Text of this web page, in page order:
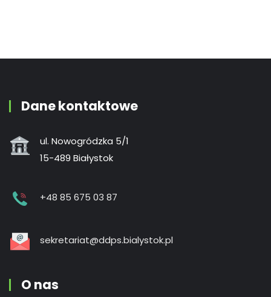
Dane kontaktowe
ul. Nowogródzka 5/1
15-489 Białystok
+48 85 675 03 87
sekretariat@ddps.bialystok.pl
O nas